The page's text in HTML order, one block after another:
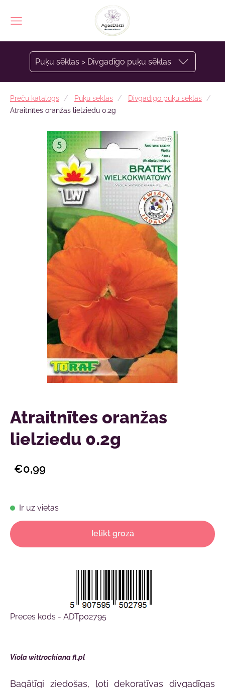
Puķu sēklas > Divgadīgo puķu sēklas
Preču katalogs Puķu sēklas
Divgadīgo puķu sēklas
Atraitnītes oranžas lielziedu 0.2g
Atraitnītes oranžas
lielziedu 0.2g
€0,99
Ir uz vietas
Ielikt grozā
Preces kods - ADTp02795
Viola wittrockiana fl.pl
Bagātīgi ziedošas, ļoti dekoratīvas divgadīgas